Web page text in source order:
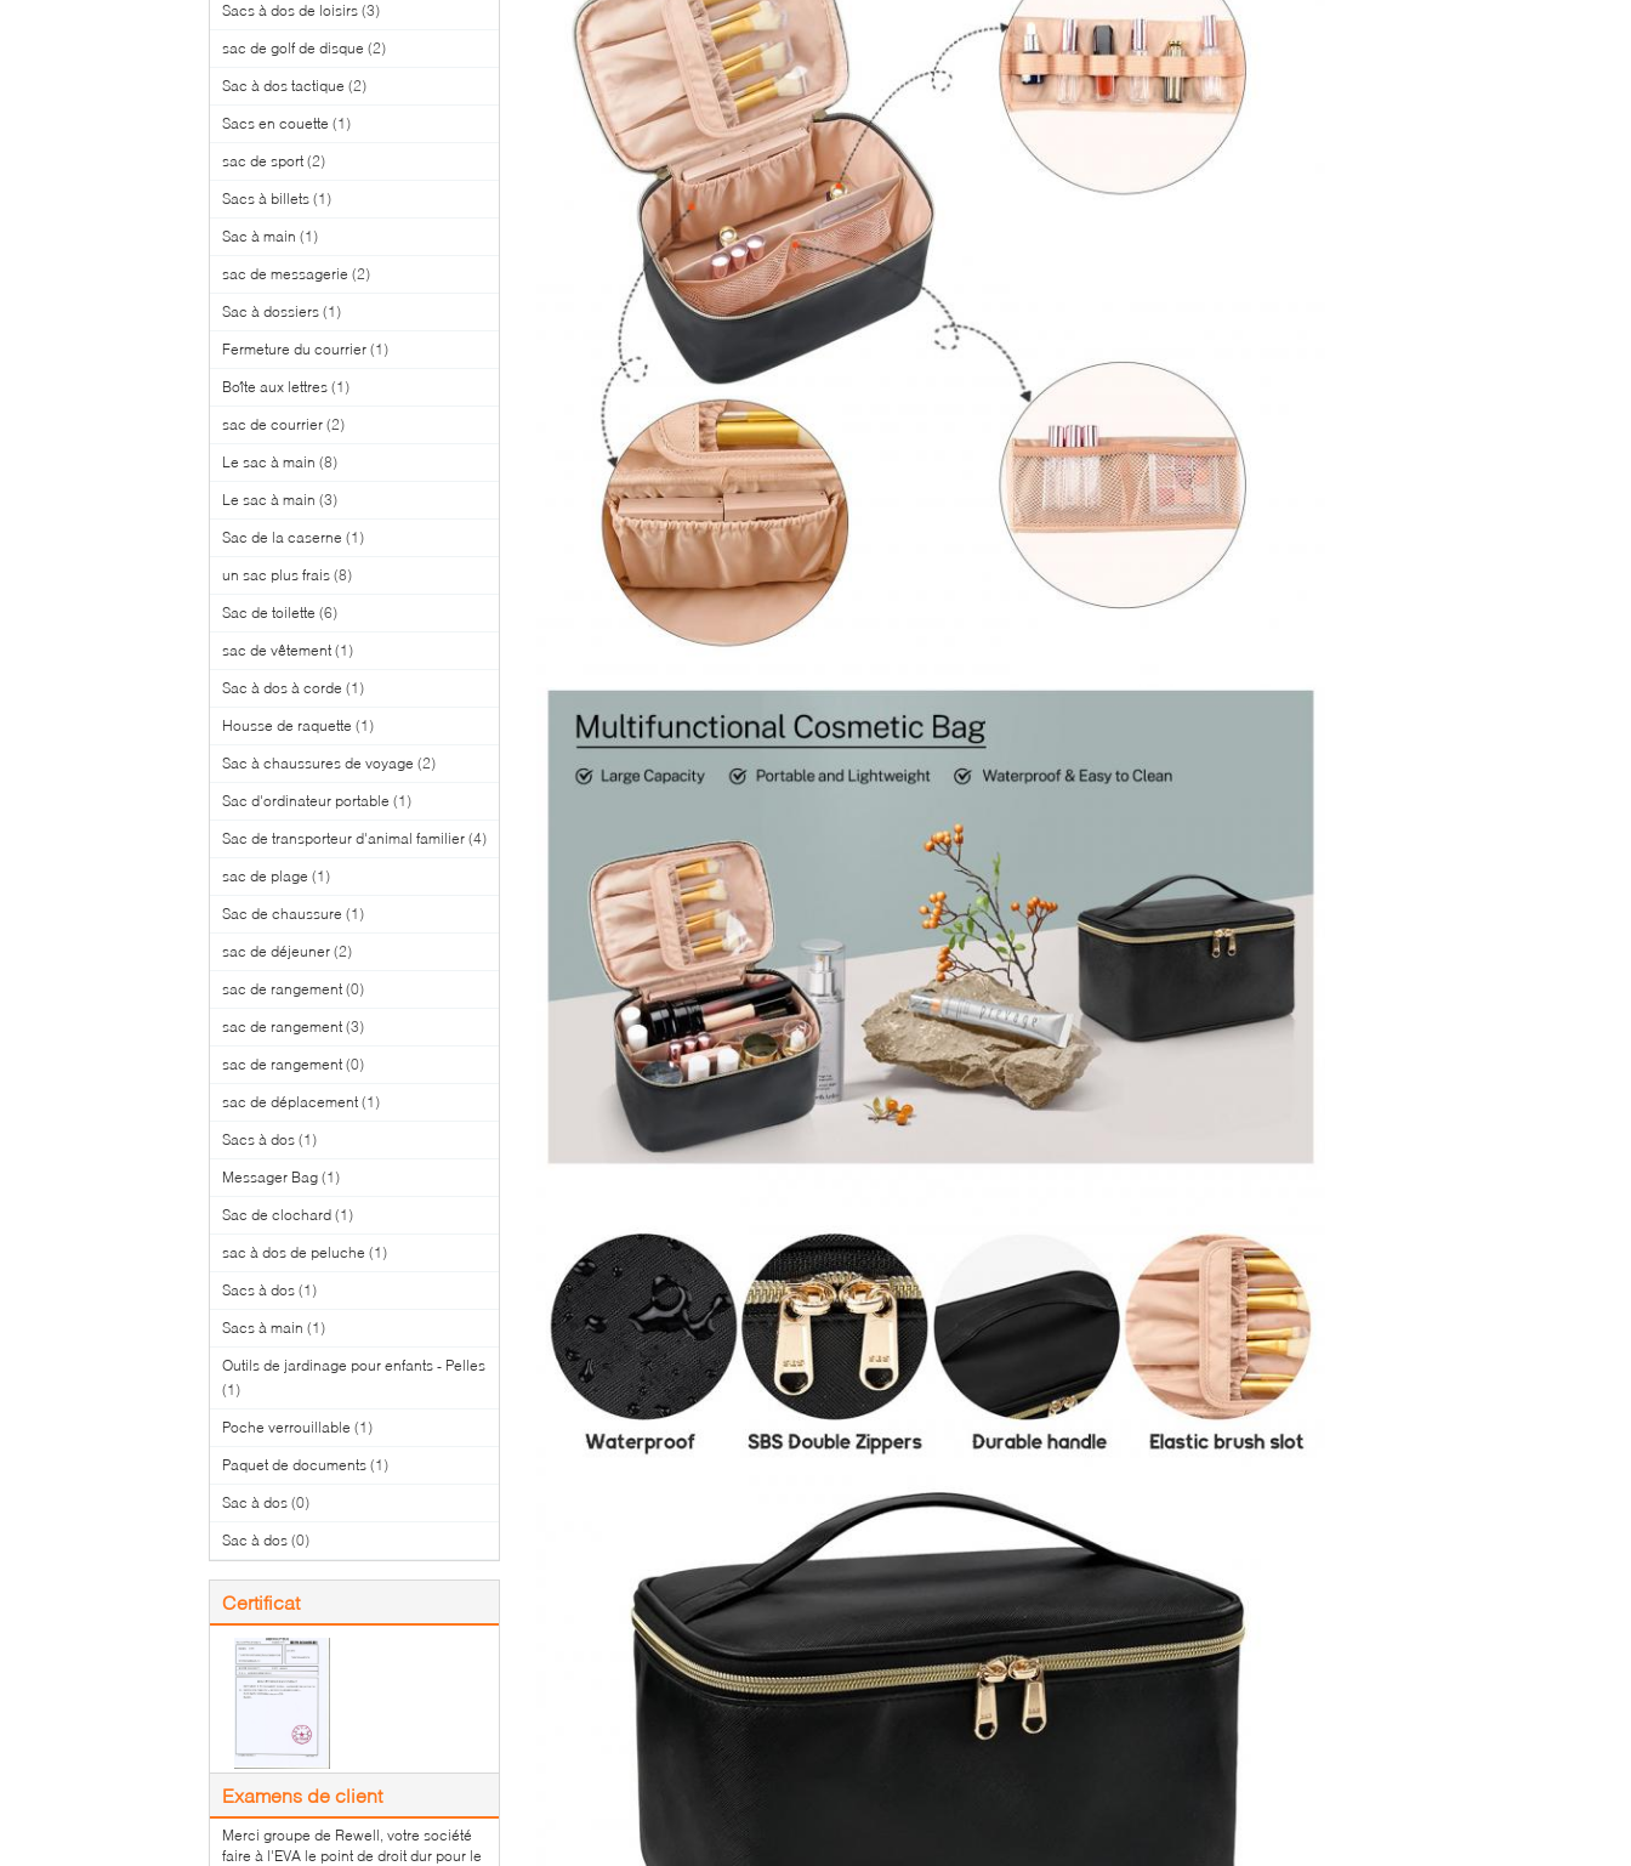
Sacs à dos de loisirs (3)
sac de golf de disque (2)
Sac à dos tactique (2)
Sacs en couette (1)
sac de sport (2)
Sacs à billets (1)
Sac à main (1)
sac de messagerie (2)
Sac à dossiers (1)
Fermeture du courrier (1)
Boîte aux lettres (1)
sac de courrier (2)
Le sac à main (8)
Le sac à main (3)
Sac de la caserne (1)
un sac plus frais (8)
Sac de toilette (6)
sac de vêtement (1)
Sac à dos à corde (1)
Housse de raquette (1)
Sac à chaussures de voyage (2)
Sac d'ordinateur portable (1)
Sac de transporteur d'animal familier (4)
sac de plage (1)
Sac de chaussure (1)
sac de déjeuner (2)
sac de rangement (0)
sac de rangement (3)
sac de rangement (0)
sac de déplacement (1)
Sacs à dos (1)
Messager Bag (1)
Sac de clochard (1)
sac à dos de peluche (1)
Sacs à dos (1)
Sacs à main (1)
Outils de jardinage pour enfants - Pelles
(1)
Poche verrouillable (1)
Paquet de documents (1)
Sac à dos (0)
Sac à dos (0)
Certificat
Examens de client
Merci groupe de Rewell, votre société
faire à l'EVA le point de droit dur pour le